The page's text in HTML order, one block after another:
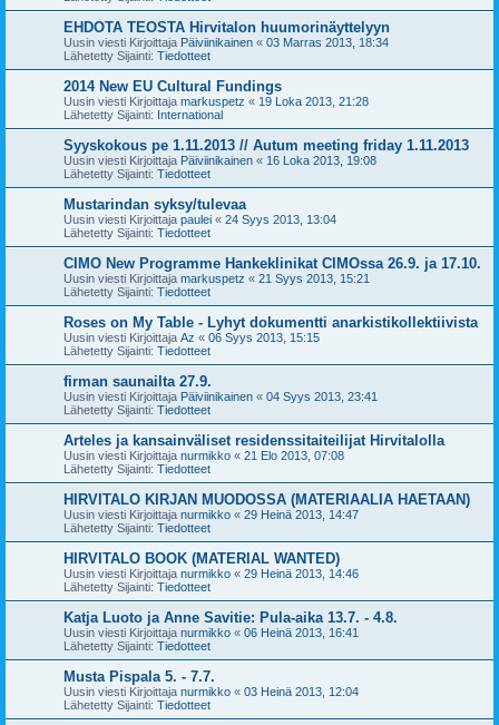
EHDOTA TEOSTA Hirvitalon huumorinäyttelyyn
Uusin viesti Kirjoittaja Päiviinikainen « 03 Marras 2013, 18:34
Lähetetty Sijainti: Tiedotteet
2014 New EU Cultural Fundings
Uusin viesti Kirjoittaja markuspetz « 19 Loka 2013, 21:28
Lähetetty Sijainti: International
Syyskokous pe 1.11.2013 // Autum meeting friday 1.11.2013
Uusin viesti Kirjoittaja Päiviinikainen « 16 Loka 2013, 19:08
Lähetetty Sijainti: Tiedotteet
Mustarindan syksy/tulevaa
Uusin viesti Kirjoittaja paulei « 24 Syys 2013, 13:04
Lähetetty Sijainti: Tiedotteet
CIMO New Programme Hankeklinikat CIMOssa 26.9. ja 17.10.
Uusin viesti Kirjoittaja markuspetz « 21 Syys 2013, 15:21
Lähetetty Sijainti: Tiedotteet
Roses on My Table - Lyhyt dokumentti anarkistikollektiivista
Uusin viesti Kirjoittaja Az « 06 Syys 2013, 15:15
Lähetetty Sijainti: Tiedotteet
firman saunailta 27.9.
Uusin viesti Kirjoittaja Päiviinikainen « 04 Syys 2013, 23:41
Lähetetty Sijainti: Tiedotteet
Arteles ja kansainväliset residenssitaiteilijat Hirvitalolla
Uusin viesti Kirjoittaja nurmikko « 21 Elo 2013, 07:08
Lähetetty Sijainti: Tiedotteet
HIRVITALO KIRJAN MUODOSSA (MATERIAALIA HAETAAN)
Uusin viesti Kirjoittaja nurmikko « 29 Heinä 2013, 14:47
Lähetetty Sijainti: Tiedotteet
HIRVITALO BOOK (MATERIAL WANTED)
Uusin viesti Kirjoittaja nurmikko « 29 Heinä 2013, 14:46
Lähetetty Sijainti: Tiedotteet
Katja Luoto ja Anne Savitie: Pula-aika 13.7. - 4.8.
Uusin viesti Kirjoittaja nurmikko « 06 Heinä 2013, 16:41
Lähetetty Sijainti: Tiedotteet
Musta Pispala 5. - 7.7.
Uusin viesti Kirjoittaja nurmikko « 03 Heinä 2013, 12:04
Lähetetty Sijainti: Tiedotteet